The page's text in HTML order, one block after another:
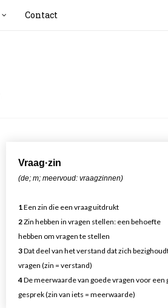
Contact
Vraag·zin
(de; m; meervoud: vraagzinnen)
1Een zin die een vraag uitdrukt
2Zin hebben in vragen stellen: een behoefte
hebben om vragen te stellen
3Dat deel van het verstand dat zich
vragen (zin = verstand)
4De meerwaarde van goede vragen voor een
gesprek (zin van iets = meerwaarde)